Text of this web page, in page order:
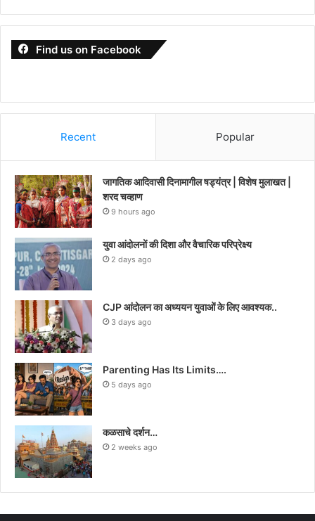
Find us on Facebook
Recent Popular
जागतिक आदिवासी दिनामागील षड्यंत्र | विशेष मुलाखत |
शरद चव्हाण
9 hours ago
युवा आंदोलनों की दिशा और वैचारिक परिप्रेक्ष्य
2 days ago
CJP आंदोलन का अध्ययन युवाओं के लिए आवश्यक..
3 days ago
Parenting Has Its Limits….
5 days ago
कळसाचे दर्शन…
2 weeks ago